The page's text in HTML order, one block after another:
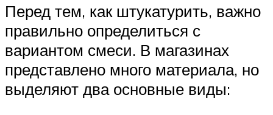
Перед тем, как штукатурить, важно
правильно определиться с
вариантом смеси. В магазинах
представлено много материала, но
выделяют два основные виды: